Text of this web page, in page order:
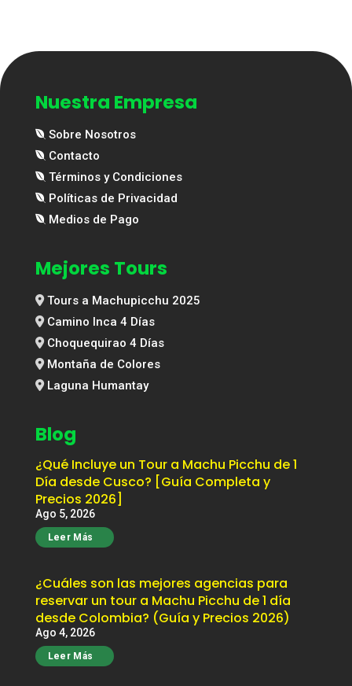
Nuestra Empresa
Sobre Nosotros
Contacto
Términos y Condiciones
Políticas de Privacidad
Medios de Pago
Mejores Tours
Tours a Machupicchu 2025
Camino Inca 4 Días
Choquequirao 4 Días
Montaña de Colores
Laguna Humantay
Blog
¿Qué Incluye un Tour a Machu Picchu de 1
Día desde Cusco? [Guía Completa y
Precios 2026]
Ago 5, 2026
Leer Más
¿Cuáles son las mejores agencias para
reservar un tour a Machu Picchu de 1 día
desde Colombia? (Guía y Precios 2026)
Ago 4, 2026
Leer Más